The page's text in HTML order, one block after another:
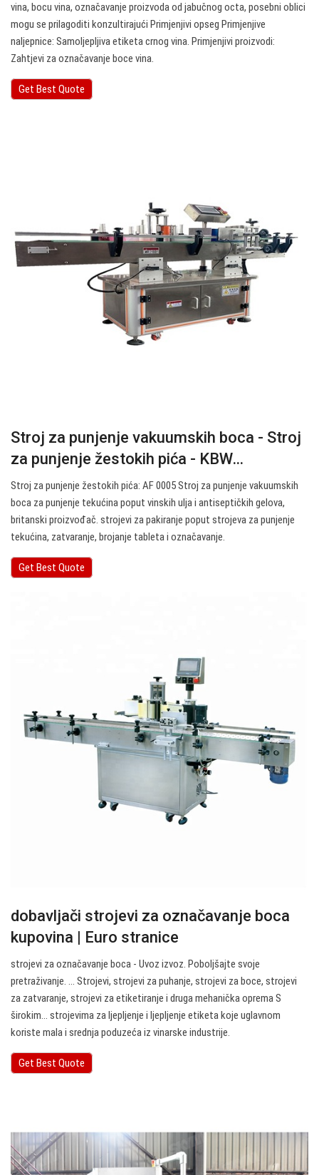
vina, bocu vina, označavanje proizvoda od jabučnog octa, posebni oblici
mogu se prilagoditi konzultirajući Primjenjivi opseg Primjenjive
naljepnice: Samoljepljiva etiketa crnog vina. Primjenjivi proizvodi:
Zahtjevi za označavanje boce vina.
Get Best Quote
Stroj za punjenje vakuumskih boca - Stroj
za punjenje žestokih pića - KBW…
Stroj za punjenje žestokih pića: AF 0005 Stroj za punjenje vakuumskih
boca za punjenje tekućina poput vinskih ulja i antiseptičkih gelova,
britanski proizvođač. strojevi za pakiranje poput strojeva za punjenje
tekućina, zatvaranje, brojanje tableta i označavanje.
Get Best Quote
dobavljači strojevi za označavanje boca
kupovina | Euro stranice
strojevi za označavanje boca - Uvoz izvoz. Poboljšajte svoje
pretraživanje. … Strojevi, strojevi za puhanje, strojevi za boce, strojevi
za zatvaranje, strojevi za etiketiranje i druga mehanička oprema S
širokim… strojevima za ljepljenje i ljepljenje etiketa koje uglavnom
koriste mala i srednja poduzeća iz vinarske industrije.
Get Best Quote